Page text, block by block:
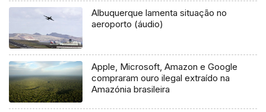
Albuquerque lamenta situação no
aeroporto (áudio)
Apple, Microsoft, Amazon e Google
compraram ouro ilegal extraído na
Amazónia brasileira